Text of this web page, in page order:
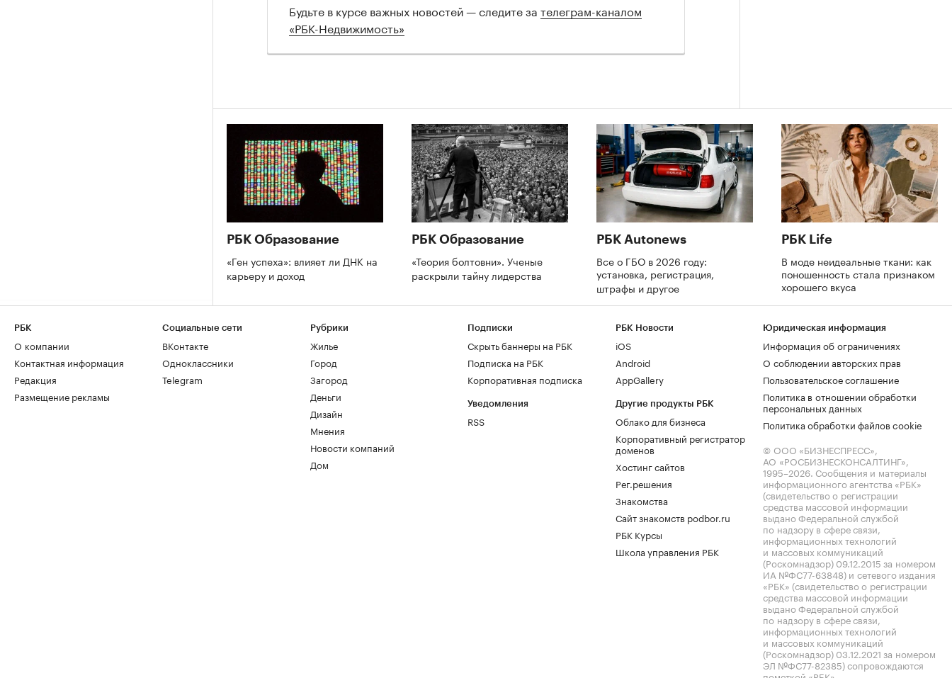
Будьте в курсе важных новостей — следите за телеграм-каналом
«РБК-Недвижимость»
РБК Образование
«Ген успеха»: влияет ли ДНК на
карьеру и доход
РБК Образование
«Теория болтовни». Ученые
раскрыли тайну лидерства
РБК Autonews
Все о ГБО в 2026 году:
установка, регистрация,
штрафы и другое
РБК Life
В моде неидеальные ткани: как
поношенность стала признаком
хорошего вкуса
РБК
О компании
Контактная информация
Редакция
Размещение рекламы
Социальные сети
ВКонтакте
Одноклассники
Telegram
Рубрики
Жилье
Город
Загород
Деньги
Дизайн
Мнения
Новости компаний
Дом
Подписки
Скрыть баннеры на РБК
Подписка на РБК
Корпоративная подписка
Уведомления
RSS
РБК Новости
iOS
Android
AppGallery
Другие продукты РБК
Облако для бизнеса
Корпоративный регистратор
доменов
Хостинг сайтов
Рег.решения
Знакомства
Сайт знакомств podbor.ru
РБК Курсы
Школа управления РБК
Юридическая информация
Информация об ограничениях
О соблюдении авторских прав
Пользовательское соглашение
Политика в отношении обработки
персональных данных
Политика обработки файлов cookie
© ООО «БИЗНЕСПРЕСС»,
АО «РОСБИЗНЕСКОНСАЛТИНГ»,
1995–2026. Сообщения и материалы
информационного агентства «РБК»
(свидетельство о регистрации
средства массовой информации
выдано Федеральной службой
по надзору в сфере связи,
информационных технологий
и массовых коммуникаций
(Роскомнадзор) 09.12.2015 за номером
ИА №ФС77-63848) и сетевого издания
«РБК» (свидетельство о регистрации
средства массовой информации
выдано Федеральной службой
по надзору в сфере связи,
информационных технологий
и массовых коммуникаций
(Роскомнадзор) 03.12.2021 за номером
ЭЛ №ФС77-82385) сопровождаются